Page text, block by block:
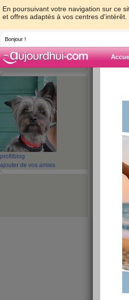
En poursuivant votre navigation sur ce
et offres adaptés à vos centres d'intérêt.
Bonjour !
profil blog
ajouter de vos amies
‹
publié